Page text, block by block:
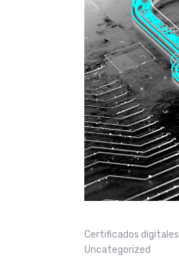
Certificados digitales
Uncategorized